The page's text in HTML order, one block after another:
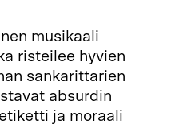
musikaali
risteilee hyvien
sankarittarien
absurdin
ja moraali